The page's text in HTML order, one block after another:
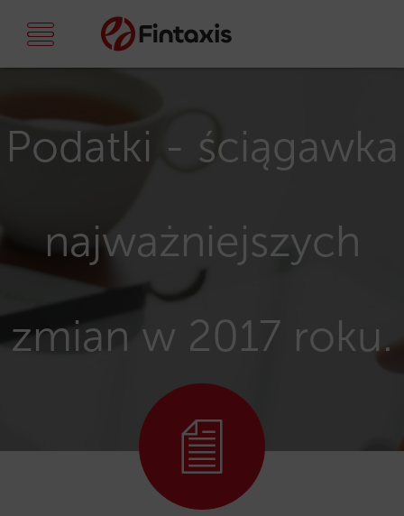
Podatki - ściągawka
najważniejszych
zmian w 2017 roku.